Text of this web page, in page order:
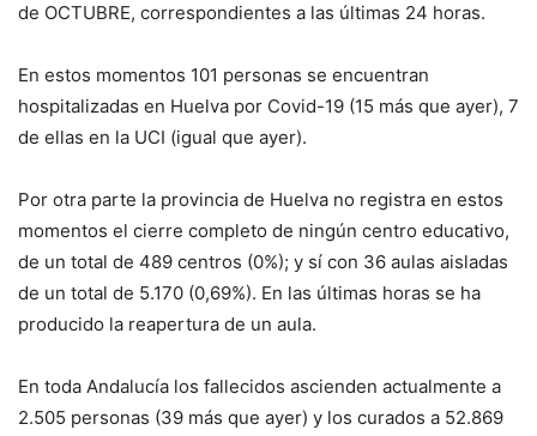
de OCTUBRE, correspondientes a las últimas 24 horas.
En estos momentos 101 personas se encuentran
hospitalizadas en Huelva por Covid-19 (15 más que ayer), 7
de ellas en la UCI (igual que ayer).
Por otra parte la provincia de Huelva no registra en estos
momentos el cierre completo de ningún centro educativo,
de un total de 489 centros (0%); y sí con 36 aulas aisladas
de un total de 5.170 (0,69%). En las últimas horas se ha
producido la reapertura de un aula.
En toda Andalucía los fallecidos ascienden actualmente a
2.505 personas (39 más que ayer) y los curados a 52.869